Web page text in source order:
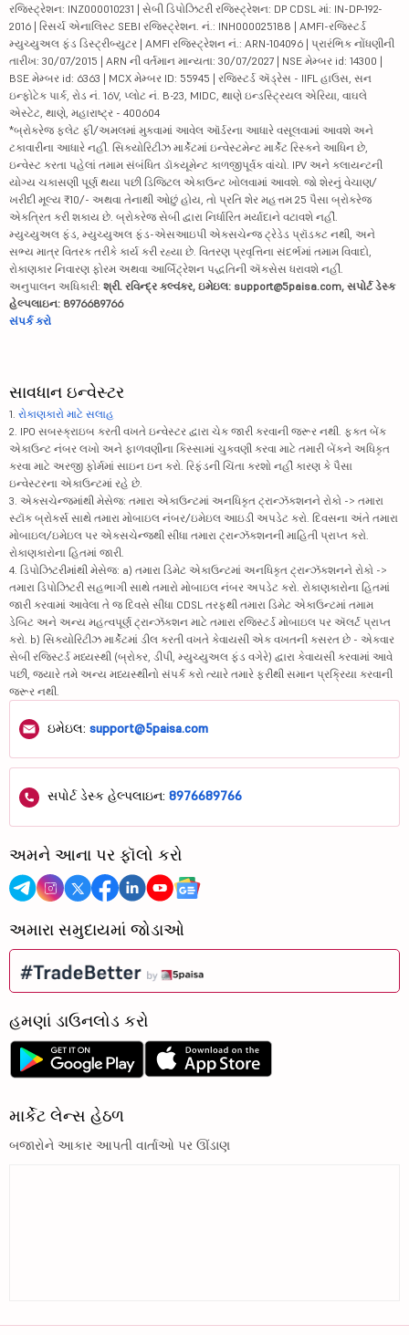
રજિસ્ટ્રેશન: INZ000010231 | સેબી ડિપોઝિટરી રજિસ્ટ્રેશન: DP CDSL માં: IN-DP-192-
2016 | રિસર્ચ એનાલિસ્ટ SEBI રજિસ્ટ્રેશન. નં.: INH000025188 | AMFI-રજિસ્ટર્ડ
મ્યુચ્યુઅલ ફંડ ડિસ્ટ્રીબ્યુટર | AMFI રજિસ્ટ્રેશન નં.: ARN-104096 | પ્રારંભિક નોંધણીની
તારીખ: 30/07/2015 | ARN ની વર્તમાન માન્યતા: 30/07/2027 | NSE મેમ્બર id: 14300 |
BSE મેમ્બર id: 6363 | MCX મેમ્બર ID: 55945 | રજિસ્ટર્ડ ઍડ્રેસ - IIFL હાઉસ, સન
ઇન્ફોટેક પાર્ક, રોડ નં. 16V, પ્લોટ નં. B-23, MIDC, થાણે ઇન્ડસ્ટ્રિયલ એરિયા, વાઘલે
એસ્ટેટ, થાણે, મહારાષ્ટ્ર - 400604
*બ્રોકરેજ ફ્લેટ ફી/અમલમાં મુકવામાં આવેલ ઑર્ડરના આધારે વસૂલવામાં આવશે અને
ટકાવારીના આધારે નહીં. સિક્યોરિટીઝ માર્કેટમાં ઇન્વેસ્ટમેન્ટ માર્કેટ રિસ્કને આધિન છે,
ઇન્વેસ્ટ કરતા પહેલાં તમામ સંબંધિત ડૉક્યૂમેન્ટ કાળજીપૂર્વક વાંચો. IPV અને ક્લાયન્ટની
યોગ્ય ચકાસણી પૂર્ણ થયા પછી ડિજિટલ એકાઉન્ટ ખોલવામાં આવશે. જો શેરનું વેચાણ/
ખરીદી મૂલ્ય ₹10/- અથવા તેનાથી ઓછું હોય, તો પ્રતિ શેર મહત્તમ 25 પૈસા બ્રોકરેજ
એકત્રિત કરી શકાય છે. બ્રોકરેજ સેબી દ્વારા નિર્ધારિત મર્યાદાને વટાવશે નહીં.
મ્યુચ્યુઅલ ફંડ, મ્યુચ્યુઅલ ફંડ-એસઆઇપી એક્સચેન્જ ટ્રેડેડ પ્રૉડક્ટ નથી, અને
સભ્ય માત્ર વિતરક તરીકે કાર્ય કરી રહ્યા છે. વિતરણ પ્રવૃત્તિના સંદર્ભમાં તમામ વિવાદો,
રોકાણકાર નિવારણ ફોરમ અથવા આર્બિટ્રેશન પદ્ધતિની ઍક્સેસ ધરાવશે નહીં.
અનુપાલન અધિકારી: શ્રી. રવિન્દ્ર કલ્વંકર, ઇમેઇલ: support@5paisa.com, સપોર્ટ ડેસ્ક
હેલ્પલાઇન: 8976689766
સંપર્ક કરો
સાવધાન ઇન્વેસ્ટર
1. રોકાણકારો માટે સલાહ
2. IPO સબસ્ક્રાઇબ કરતી વખતે ઇન્વેસ્ટર દ્વારા ચેક જારી કરવાની જરૂર નથી. ફક્ત બેંક
એકાઉન્ટ નંબર લખો અને ફાળવણીના કિસ્સામાં ચુકવણી કરવા માટે તમારી બેંકને અધિકૃત
કરવા માટે અરજી ફોર્મમાં સાઇન ઇન કરો. રિફંડની ચિંતા કરશો નહીં કારણ કે પૈસા
ઇન્વેસ્ટરના એકાઉન્ટમાં રહે છે.
3. એક્સચેન્જમાંથી મેસેજ: તમારા એકાઉન્ટમાં અનધિકૃત ટ્રાન્ઝૅક્શનને રોકો -> તમારા
સ્ટૉક બ્રોકર્સ સાથે તમારા મોબાઇલ નંબર/ઇમેઇલ આઇડી અપડેટ કરો. દિવસના અંતે તમારા
મોબાઇલ/ઇમેઇલ પર એક્સચેન્જથી સીધા તમારા ટ્રાન્ઝૅક્શનની માહિતી પ્રાપ્ત કરો.
રોકાણકારોના હિતમાં જારી.
4. ડિપોઝિટરીમાંથી મેસેજ: a) તમારા ડિમેટ એકાઉન્ટમાં અનધિકૃત ટ્રાન્ઝૅક્શનને રોકો ->
તમારા ડિપોઝિટરી સહભાગી સાથે તમારો મોબાઇલ નંબર અપડેટ કરો. રોકાણકારોના હિતમાં
જારી કરવામાં આવેલા તે જ દિવસે સીધા CDSL તરફથી તમારા ડિમેટ એકાઉન્ટમાં તમામ
ડેબિટ અને અન્ય મહત્વપૂર્ણ ટ્રાન્ઝૅક્શન માટે તમારા રજિસ્ટર્ડ મોબાઇલ પર ઍલર્ટ પ્રાપ્ત
કરો. b) સિક્યોરિટીઝ માર્કેટમાં ડીલ કરતી વખતે કેવાયસી એક વખતની કસરત છે - એકવાર
સેબી રજિસ્ટર્ડ મધ્યસ્થી (બ્રોકર, ડીપી, મ્યુચ્યુઅલ ફંડ વગેરે) દ્વારા કેવાયસી કરવામાં આવે
પછી, જ્યારે તમે અન્ય મધ્યસ્થીનો સંપર્ક કરો ત્યારે તમારે ફરીથી સમાન પ્રક્રિયા કરવાની
જરૂર નથી.
ઇમેઇલ: support@5paisa.com
સપોર્ટ ડેસ્ક હેલ્પલાઇન: 8976689766
અમને આના પર ફૉલો કરો
અમારા સમુદાયમાં જોડાઓ
હમણાં ડાઉનલોડ કરો
માર્કેટ લેન્સ હેઠળ
બજારોને આકાર આપતી વાર્તાઓ પર ઊંડાણ